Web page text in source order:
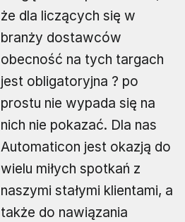
że dla liczących się w
branży dostawców
obecność na tych targach
jest obligatoryjna ? po
prostu nie wypada się na
nich nie pokazać. Dla nas
Automaticon jest okazją do
wielu miłych spotkań z
naszymi stałymi klientami, a
także do nawiązania